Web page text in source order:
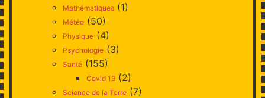
Mathématiques (1)
Météo (50)
Physique (4)
Psychologie (3)
Santé (155)
Covid 19 (2)
Science de la Terre (7)